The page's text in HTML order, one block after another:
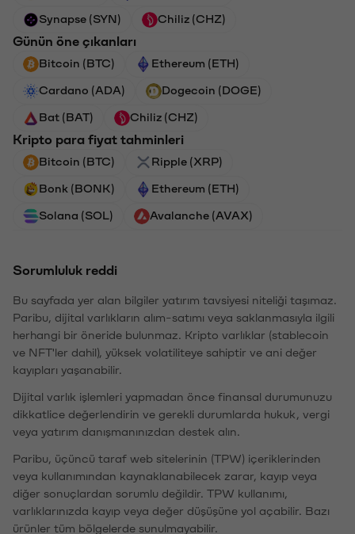
Synapse (SYN) Chiliz (CHZ)
Günün öne çıkanları
Bitcoin (BTC) Ethereum (ETH)
Cardano (ADA) Dogecoin (DOGE)
Bat (BAT) Chiliz (CHZ)
Kripto para fiyat tahminleri
Bitcoin (BTC) Ripple (XRP)
Bonk (BONK) Ethereum (ETH)
Solana (SOL) Avalanche (AVAX)
Sorumluluk reddi
Bu sayfada yer alan bilgiler yatırım tavsiyesi niteliği taşımaz.
Paribu, dijital varlıkların alım-satımı veya saklanmasıyla ilgili
herhangi bir öneride bulunmaz. Kripto varlıklar (stablecoin
ve NFT'ler dahil), yüksek volatiliteye sahiptir ve ani değer
kayıpları yaşanabilir.
Dijital varlık işlemleri yapmadan önce finansal durumunuzu
dikkatlice değerlendirin ve gerekli durumlarda hukuk, vergi
veya yatırım danışmanınızdan destek alın.
Paribu, üçüncü taraf web sitelerinin (TPW) içeriklerinden
veya kullanımından kaynaklanabilecek zarar, kayıp veya
diğer sonuçlardan sorumlu değildir. TPW kullanımı,
varlıklarınızda kayıp veya değer düşüşüne yol açabilir. Bazı
ürünler tüm bölgelerde sunulmayabilir.